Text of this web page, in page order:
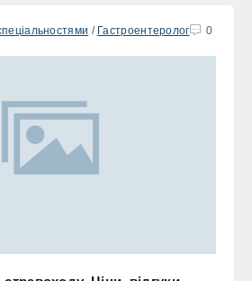
/ Гастроентеролог 0